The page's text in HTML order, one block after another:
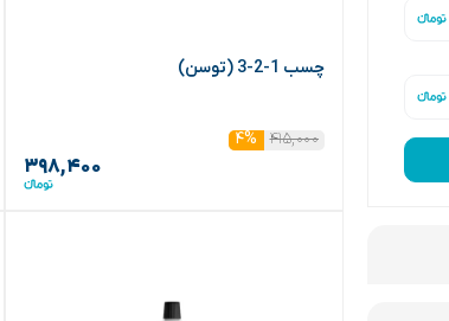
چسب 1-2-3 (توسن)
۴۱۵,۰۰۰ ۴%
۳۹۸,۴۰۰